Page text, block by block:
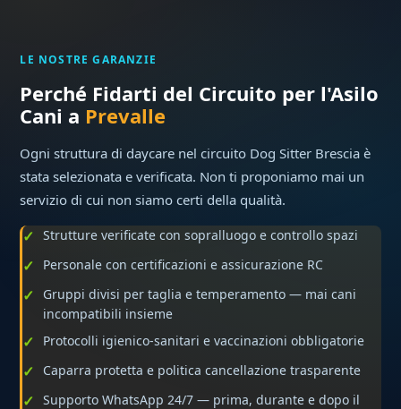
LE NOSTRE GARANZIE
Perché Fidarti del Circuito per l'Asilo
Cani a Prevalle
Ogni struttura di daycare nel circuito Dog Sitter Brescia è
stata selezionata e verificata. Non ti proponiamo mai un
servizio di cui non siamo certi della qualità.
Strutture verificate con sopralluogo e controllo spazi
Personale con certificazioni e assicurazione RC
Gruppi divisi per taglia e temperamento — mai cani
incompatibili insieme
Protocolli igienico-sanitari e vaccinazioni obbligatorie
Caparra protetta e politica cancellazione trasparente
Supporto WhatsApp 24/7 — prima, durante e dopo il